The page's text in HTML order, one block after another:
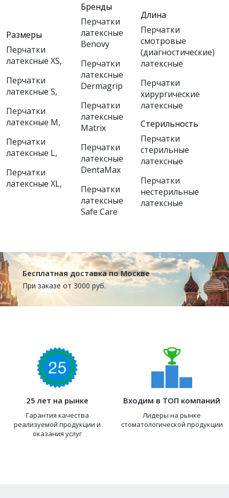
Размеры
Перчатки
латексные XS,
Перчатки
латексные S,
Перчатки
латексные M,
Перчатки
латексные L,
Перчатки
латексные XL,
Бренды
Перчатки
латексные
Benovy
Перчатки
латексные
Dermagrip
Перчатки
латексные
Matrix
Перчатки
латексные
DentaMax
Перчатки
латексные
Safe Care
Длина
Перчатки
смотровые
(диагностические)
латексные
Перчатки
хирургические
латексные
Стерильность
Перчатки
стерильные
латексные
Перчатки
нестерильные
латексные
Бесплатная доставка по Москве
При заказе от 3000 руб.
25 лет на рынке
Гарантия качества
реализуемой продукции и
оказания услуг
Входим в ТОП компаний
Лидеры на рынке
стоматологической продукции